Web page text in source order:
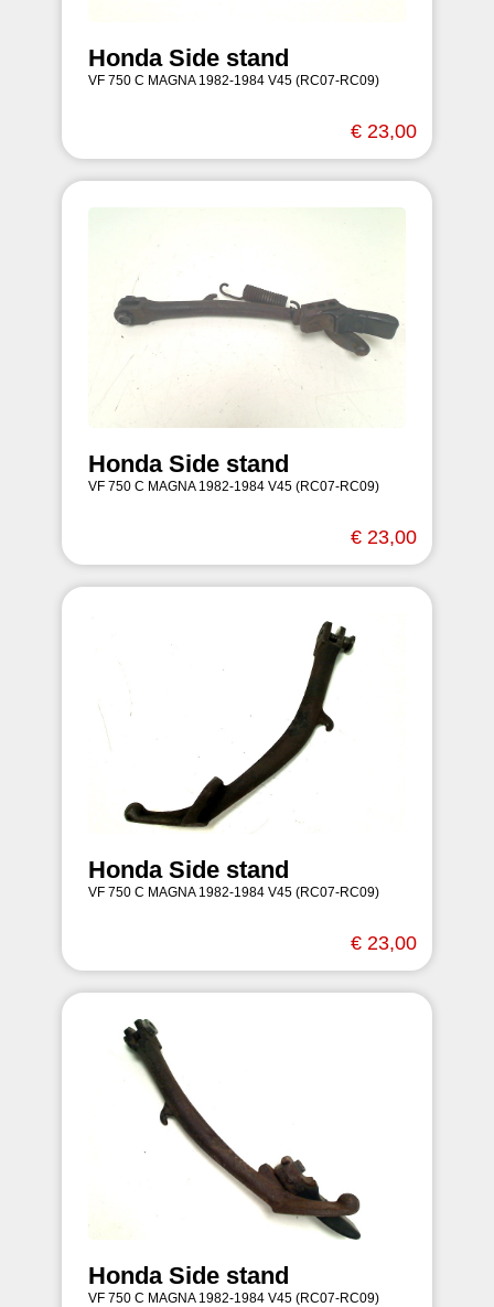
Honda Side stand
VF 750 C MAGNA 1982-1984 V45 (RC07-RC09)
€ 23,00
Honda Side stand
VF 750 C MAGNA 1982-1984 V45 (RC07-RC09)
€ 23,00
Honda Side stand
VF 750 C MAGNA 1982-1984 V45 (RC07-RC09)
€ 23,00
Honda Side stand
VF 750 C MAGNA 1982-1984 V45 (RC07-RC09)